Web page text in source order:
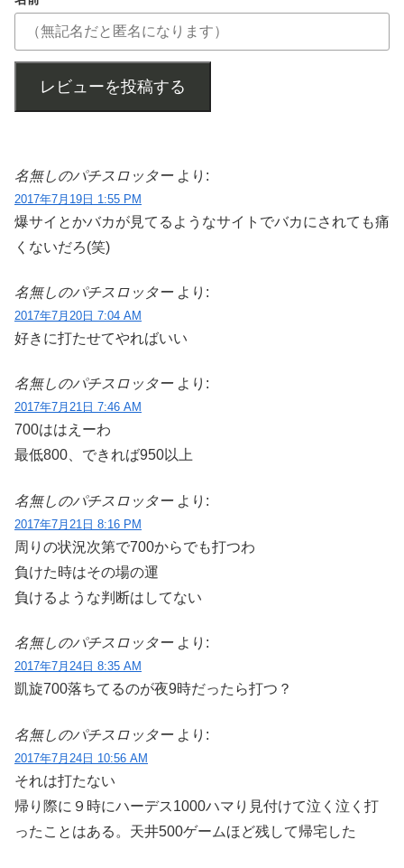
レビューを投稿する
名無しのパチスロッター より:
2017年7月19日 1:55 PM
爆サイとかバカが見てるようなサイトでバカにされても痛
くないだろ(笑)
名無しのパチスロッター より:
2017年7月20日 7:04 AM
好きに打たせてやればいい
名無しのパチスロッター より:
2017年7月21日 7:46 AM
700ははえーわ
最低800、できれば950以上
名無しのパチスロッター より:
2017年7月21日 8:16 PM
周りの状況次第で700からでも打つわ
負けた時はその場の運
負けるような判断はしてない
名無しのパチスロッター より:
2017年7月24日 8:35 AM
凱旋700落ちてるのが夜9時だったら打つ？
名無しのパチスロッター より:
2017年7月24日 10:56 AM
それは打たない
帰り際に９時にハーデス1000ハマり見付けて泣く泣く打
ったことはある。天井500ゲームほど残して帰宅した